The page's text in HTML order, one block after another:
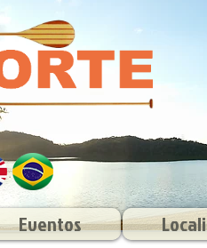
Eventos